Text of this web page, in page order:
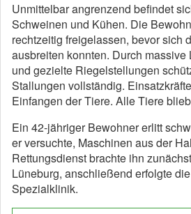
Unmittelbar angrenzend befindet
Schweinen und Kühen. Die
rechtzeitig freigelassen, bevor sich
ausbreiten konnten. Durch
und gezielte Riegelstellungen
Stallungen vollständig.
Einfangen der Tiere. Alle Tiere
Ein 42-jähriger Bewohner erlitt
er versuchte, Maschinen aus der
Rettungsdienst brachte ihn
Lüneburg, anschließend erfolgte
Spezialklinik.